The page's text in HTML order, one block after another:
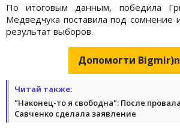
По итоговым данным, победила
Медведчука поставила под сомнение
результат выборов.
Допомогти
Читай также:
"Наконец-то я свободна": После
Савченко сделала заявление